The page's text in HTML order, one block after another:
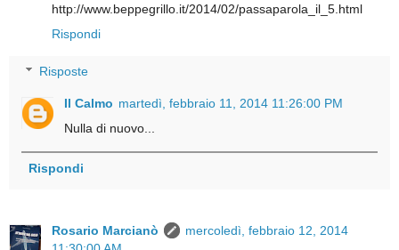
http://www.beppegrillo.it/2014/02/passaparola_il_5.html
Rispondi
Risposte
Il Calmo martedì, febbraio 11, 2014 11:26:00 PM
Nulla di nuovo...
Rispondi
Rosario Marcianò
mercoledì, febbraio 12, 2014